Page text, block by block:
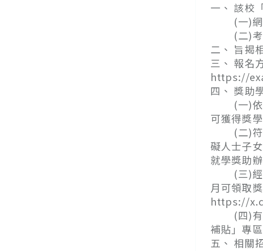
一、 該校
(一)網路
(二)考
二、 旨揭
三、 報名
https://
四、 獎助
(一)依據
可獲得獎
(二)符合
礙人士子
就學獎助
(三)經該
月可領取
https://
(四)有關
補貼」專
五、 相關